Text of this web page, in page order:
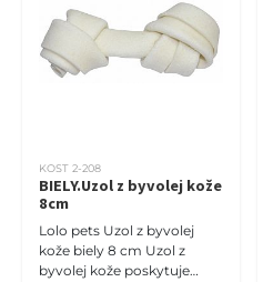
KOST 2-208
BIELY.Uzol z byvolej kože
8cm
Lolo pets Uzol z byvolej
kože biely 8 cm Uzol z
byvolej kože poskytuje